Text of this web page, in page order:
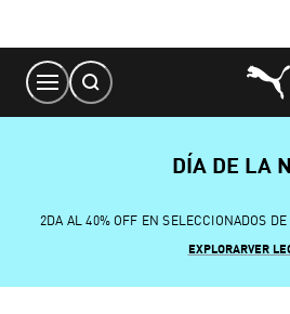
Content
DÍA DE LA
2DA AL 40% OFF EN SELECCIONADOS
EXPLORARVER